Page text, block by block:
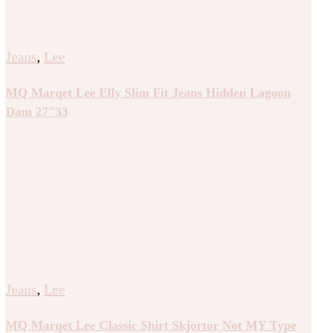
Jeans, Lee
MQ Marqet Lee Elly Slim Fit Jeans Hidden Lagoon
Dam 27″33
Jeans, Lee
MQ Marqet Lee Classic Shirt Skjortor Not MY Type